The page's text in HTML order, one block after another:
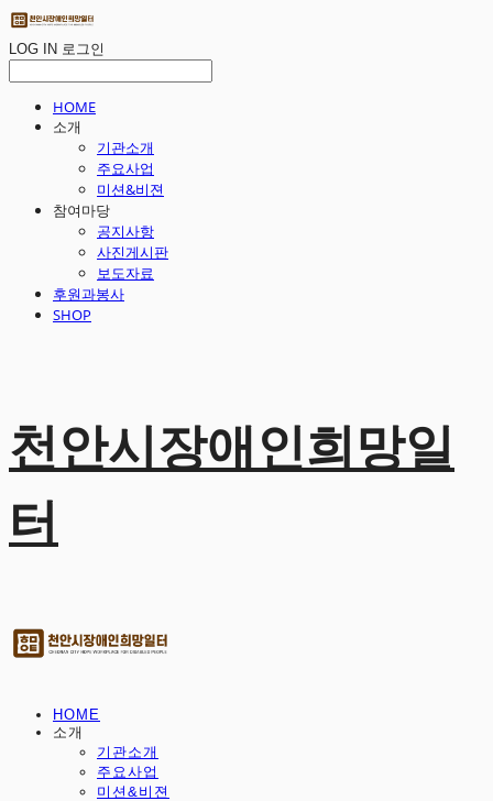
LOG IN 로그인
HOME
소개
기관소개
주요사업
미션&비젼
참여마당
공지사항
사진게시판
보도자료
후원과봉사
SHOP
천안시장애인희망일
터
HOME
소개
기관소개
주요사업
미션&비젼